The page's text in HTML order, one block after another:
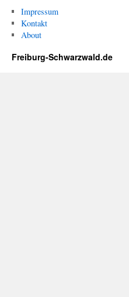
Impressum
Kontakt
About
Freiburg-Schwarzwald.de